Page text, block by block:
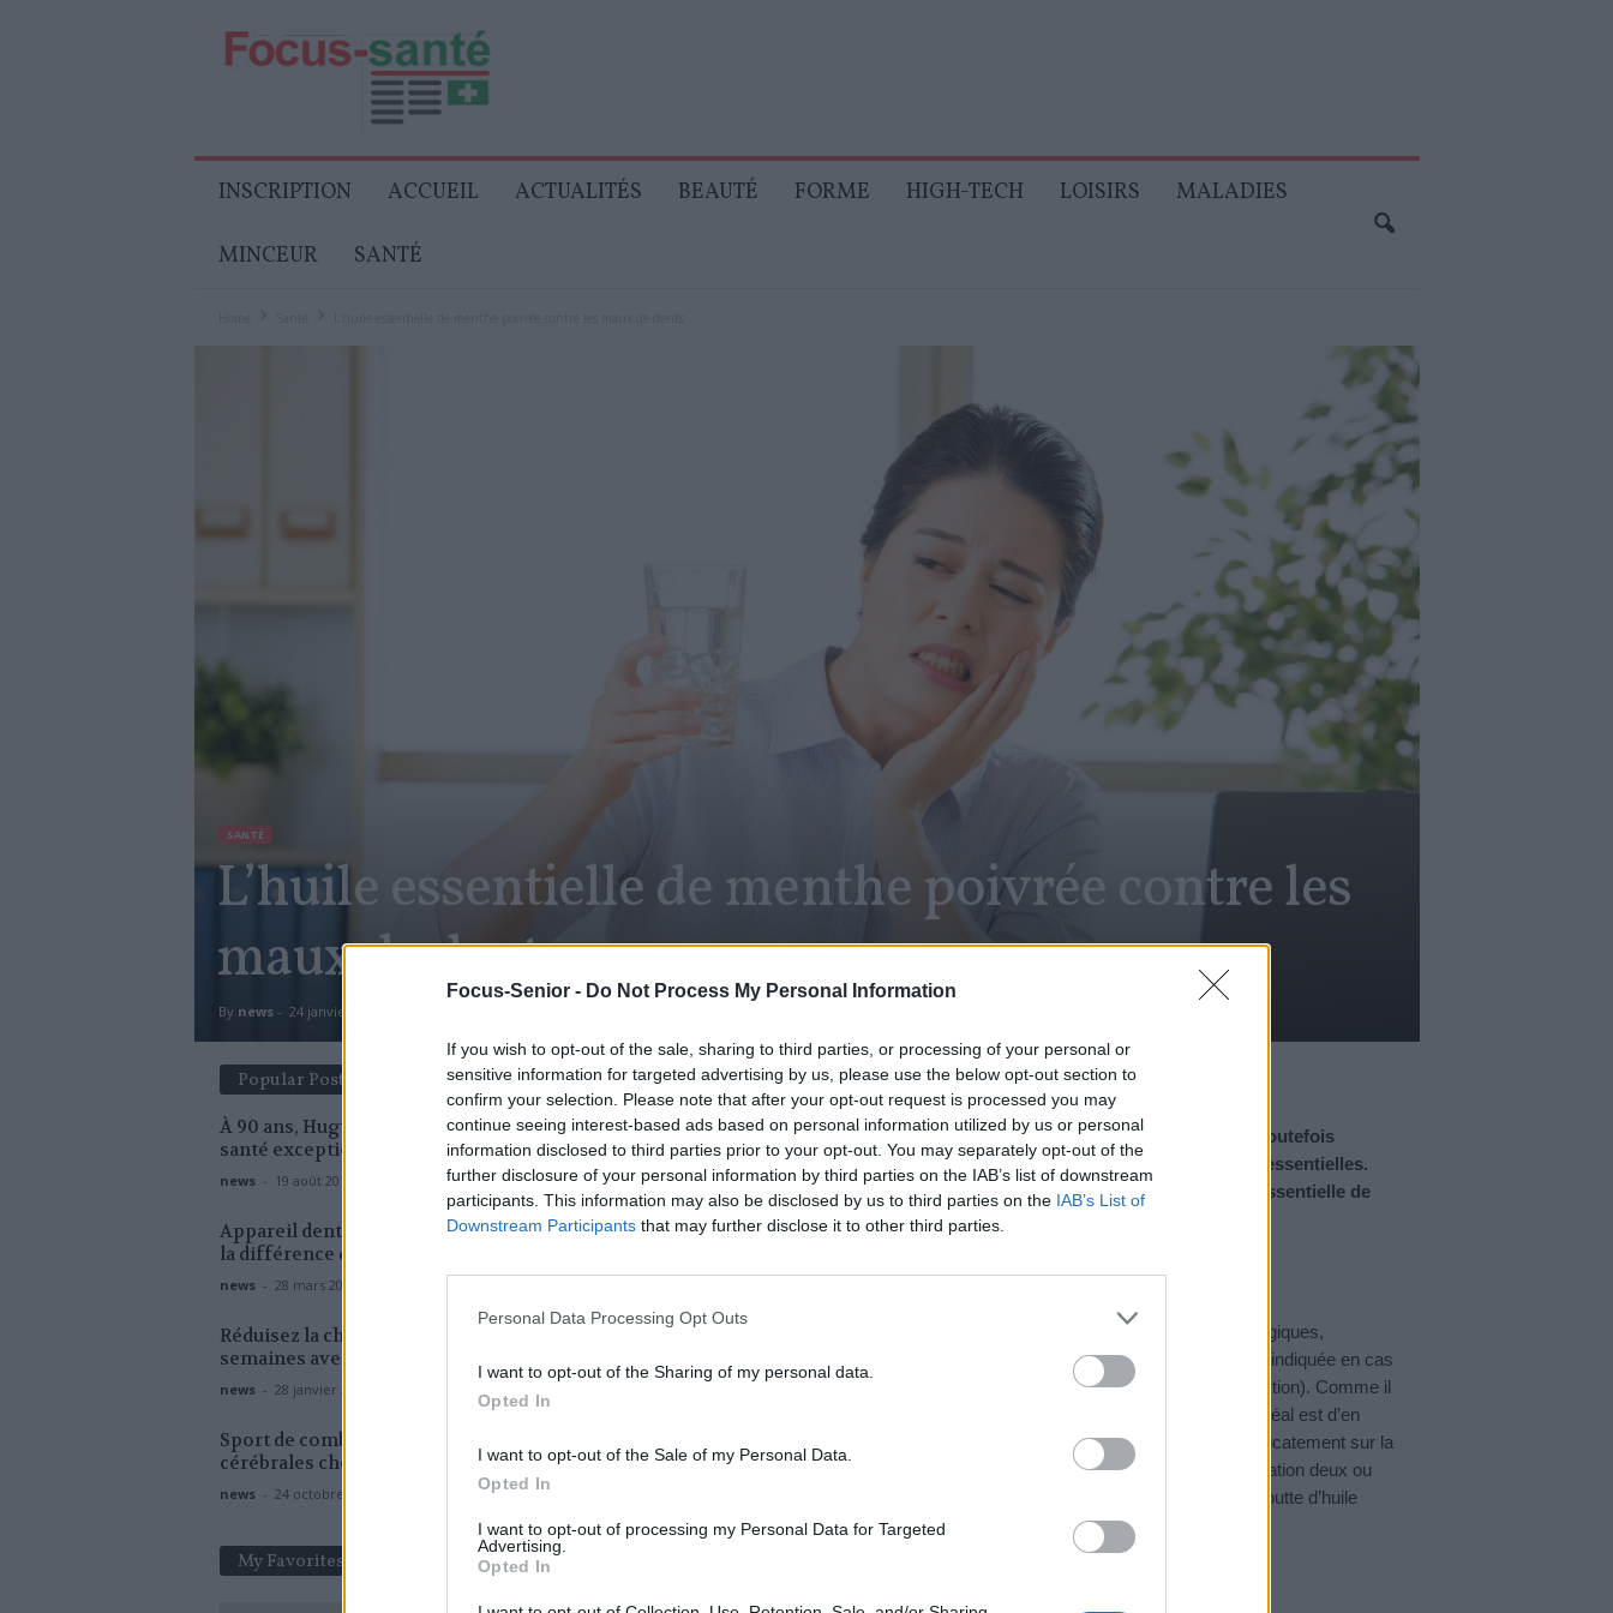
Focus-Senior - Do Not Process My Personal Information
If you wish to opt-out of the sale, sharing to third parties, or processing of your personal or
sensitive information for targeted advertising by us, please use the below opt-out section to
confirm your selection. Please note that after your opt-out request is processed you may
continue seeing interest-based ads based on personal information utilized by us or personal
information disclosed to third parties prior to your opt-out. You may separately opt-out of the
further disclosure of your personal information by third parties on the IAB’s list of downstream
participants. This information may also be disclosed by us to third parties on the IAB’s List of
Downstream Participants that may further disclose it to other third parties.
Personal Data Processing Opt Outs
I want to opt-out of the Sharing of my personal data.
Opted In
I want to opt-out of the Sale of my Personal Data.
Opted In
I want to opt-out of processing my Personal Data for Targeted
Advertising.
Opted In
Senior
INSCRIPTION ACCUEIL ACTUALITÉS BEAUTÉ FORME HIGH-TECH LOISIRS MALADIES
MINCEUR SANTÉ
SANTÉ
L’huile essentielle de menthe poivrée contre les
maux de dents
By news- 24 janvier 2018
SHARE Facebook Twitter
Les maux de dents entraînent des douleurs particulièrement intenses. Il est toutefois
possible de les atténuer à l’aide de remèdes naturels, notamment des huiles essentielles.
Une des plus efficaces d’entre elles dans ce domaine est sans doute l’huile essentielle de
menthe poivrée.
Utiliser l’huile essentielle de menthe poivrée
L’huile essentielle de menthe poivrée est connue pour ses propriétés à la fois antalgiques,
anesthésiantes et désinfectantes (elle est antibactérienne). Elle est donc tout à fait indiquée en cas
de douleurs dentaires (d’autant qu’elle rafraîchit l’haleine et qu’elle améliore la digestion). Comme il
s’agit d’une huile essentielle puissante, il est préférable de ne pas l’utiliser pure. L’idéal est d’en
mélanger une ou deux gouttes avec un peu de dentifrice, que vous appliquerez délicatement sur la
dent ou sur la gencive, au niveau de la zone douloureuse. Renouvelez cette application deux ou
trois fois par jour. Vous pouvez aussi l’utiliser en bain de bouche, en mettant une goutte d’huile
essentielle dans un verre d’eau et en insistant bien sur la zone sensible.
Popular Posts
À 90 ans, Hugues Aufray conserve une
santé exceptionnelle
news - 19 août 2019
Appareil dentaire invisible ou en métal :
la différence de prix
news - 28 mars 2018
Réduisez la chute de cheveux en 6
semaines avec ce sérum à moins de...
news - 28 janvier 2026
Sport de combat : trop de commotions
cérébrales chez les enfants
news - 24 octobre 2020
My Favorites